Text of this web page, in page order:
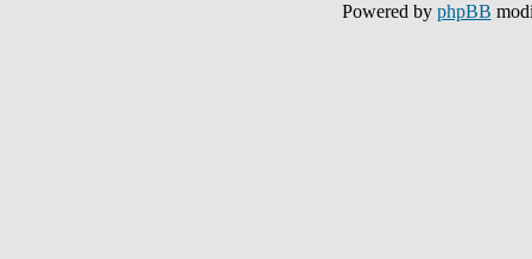
Powered by phpBB